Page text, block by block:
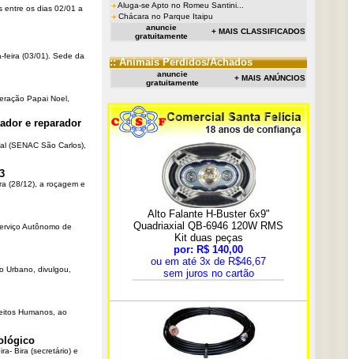
entre os dias 02/01 a
feira (03/01). Sede da
Papai Noel,
e reparador
(SENAC São Carlos),
(28/12), a roçagem e
Autônomo de
Urbano, divulgou,
Humanos, ao
Bira (secretário) e
Aluga-se Apto no Romeu Santini...
Chácara no Parque Itaipu
anuncie
gratuitamente
+ MAIS CLASSIFICADOS
:: Animais Perdidos/Achados
anuncie
gratuitamente
+ MAIS ANÚNCIOS